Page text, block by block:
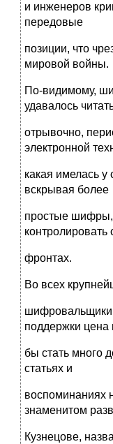
и инженеров
передовые
позиции, что
мировой войны.
По-видимому,
удавалось
отрывочно,
электронной
какая имелась
вскрывая более
простые
контролировать
фронтах.
Во всех
поддержки цена
бы стать много
статьях и
воспоминаниях
знаменитом
Кузнецове,